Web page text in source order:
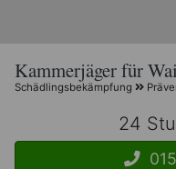
Kammerjäger für
Schädlingsbekämpfung
24